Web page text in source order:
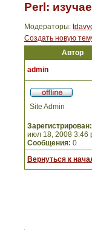
Perl:
Модераторы:
Создать новую
Автор
admin
Site Admin
Зарегистрирован:
июл 18, 2008 3:46
Сообщения: 0
Вернуться к